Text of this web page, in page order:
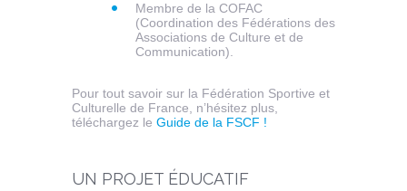
Membre de la COFAC
(Coordination des Fédérations des
Associations de Culture et de
Communication).
Pour tout savoir sur la Fédération Sportive et
Culturelle de France, n’hésitez plus,
téléchargez le Guide de la FSCF !
UN PROJET ÉDUCATIF